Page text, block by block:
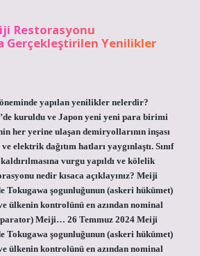
Restorasyonu
Gerçekleştirilen Yenilikler
yapılan yenilikler nelerdir?
kuruldu ve Japon yeni yeni para birimi
her yerine ulaşan demiryollarının inşası
elektrik dağıtım hatları yaygınlaştı. Sınıf
vurgu yapıldı ve kölelik
nedir kısaca açıklayınız? Meiji
Tokugawa şogunluğunun (askeri hükümet)
ülkenin kontrolünü en azından nominal
Meiji… 26 Temmuz 2024 Meiji
Tokugawa şogunluğunun (askeri hükümet)
ülkenin kontrolünü en azından nominal